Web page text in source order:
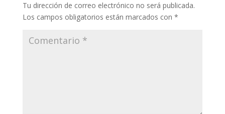
Tu dirección de correo electrónico no será publicada.
Los campos obligatorios están marcados con *